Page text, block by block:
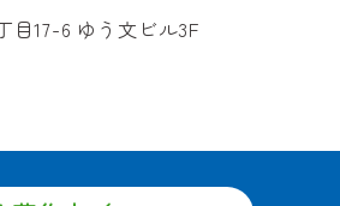
目17-6 ゆう文ビル3F